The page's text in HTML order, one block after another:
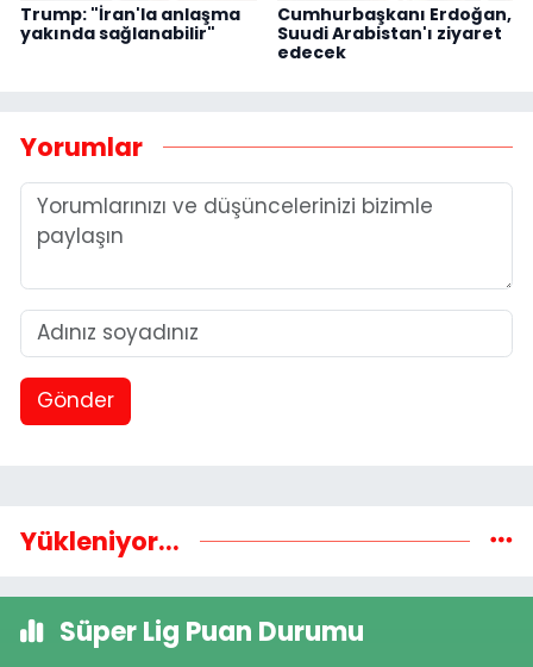
Trump: "İran'la anlaşma
yakında sağlanabilir"
Cumhurbaşkanı Erdoğan,
Suudi Arabistan'ı ziyaret
edecek
Yorumlar
Gönder
Yükleniyor...
Süper Lig Puan Durumu